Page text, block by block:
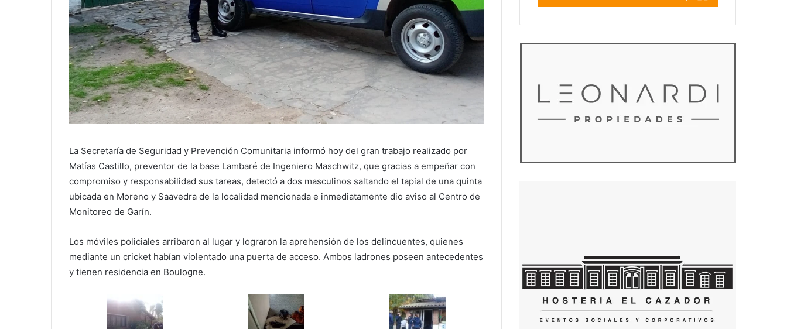
La Secretaría de Seguridad y Prevención Comunitaria informó hoy del gran trabajo realizado por
Matías Castillo, preventor de la base Lambaré de Ingeniero Maschwitz, que gracias a empeñar con
compromiso y responsabilidad sus tareas, detectó a dos masculinos saltando el tapial de una quinta
ubicada en Moreno y Saavedra de la localidad mencionada e inmediatamente dio aviso al Centro de
Monitoreo de Garín.
Los móviles policiales arribaron al lugar y lograron la aprehensión de los delincuentes, quienes
mediante un cricket habían violentado una puerta de acceso. Ambos ladrones poseen antecedentes
y tienen residencia en Boulogne.